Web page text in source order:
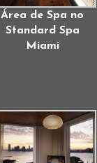
Área de Spa no
Standard Spa
Miami